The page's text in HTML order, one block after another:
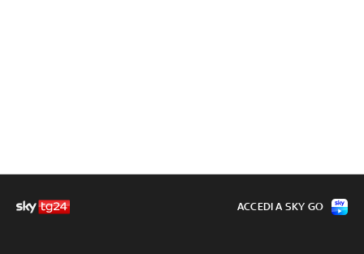
ACCEDI A SKY GO